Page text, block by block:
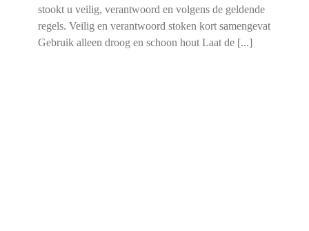
stookt u veilig, verantwoord en volgens de geldende
regels. Veilig en verantwoord stoken kort samengevat
Gebruik alleen droog en schoon hout Laat de [...]